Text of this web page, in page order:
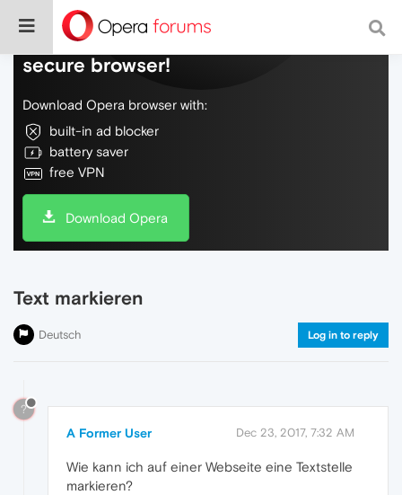
Do more on the web, with a fast and
secure browser!
Download Opera browser with:
built-in ad blocker
battery saver
free VPN
Download Opera
Text markieren
Deutsch Log in to reply
?
A Former User Dec 23, 2017, 7:32 AM
Wie kann ich auf einer Webseite eine Textstelle
markieren?